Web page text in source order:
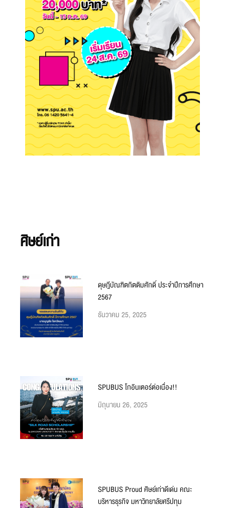
ศิษย์เก่า
ดุษฎีบัณฑิตกิตติมศักดิ์ ประจำปีการศึกษา
2567
ธันวาคม 25, 2025
SPUBUS โกอินเตอร์ต่อเนื่อง!!
มิถุนายน 26, 2025
SPUBUS Proud ศิษย์เก่าดีเด่น คณะ
บริหารธุรกิจ มหาวิทยาลัยศรีปทุม